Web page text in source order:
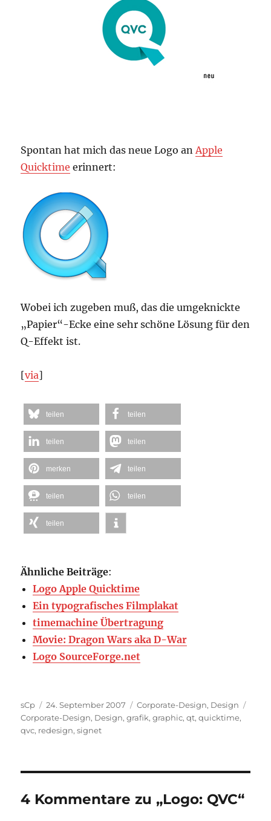
Spontan hat mich das neue Logo anApple
Quicktime erinnert:
Wobei ich zugeben muß, das die umgeknickte
„Papier“-Ecke eine sehr schöne Lösung für den
Q-Effekt ist.
[via]
teilen teilen
teilen teilen
merken teilen
teilen teilen
teilen
Ähnliche Beiträge:
Logo Apple Quicktime
Ein typografisches Filmplakat
timemachine Übertragung
Movie: Dragon Wars aka D-War
Logo SourceForge.net
Autor
sCp
Veröffentlicht
am
24. September 2007 Kategorien
Corporate-Design, Design
Corporate-Design, Design,grafik,graphic,qt,quicktime,
qvc, redesign,signet
4 Kommentare zu „Logo: QVC“